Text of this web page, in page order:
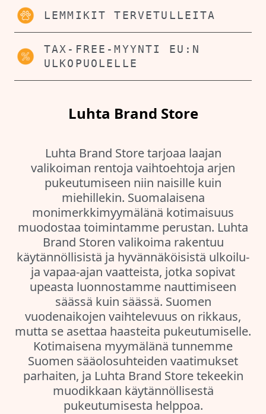
LEMMIKIT TERVETULLEITA
TAX-FREE-MYYNTI EU:N
ULKOPUOLELLE
Luhta Brand Store
Luhta Brand Store tarjoaa laajan
valikoiman rentoja vaihtoehtoja arjen
pukeutumiseen niin naisille kuin
miehillekin. Suomalaisena
monimerkkimyymälänä kotimaisuus
muodostaa toimintamme perustan. Luhta
Brand Storen valikoima rakentuu
käytännöllisistä ja hyvännäköisistä ulkoilu-
ja vapaa-ajan vaatteista, jotka sopivat
upeasta luonnostamme nauttimiseen
säässä kuin säässä. Suomen
vuodenaikojen vaihtelevuus on rikkaus,
mutta se asettaa haasteita pukeutumiselle.
Kotimaisena myymälänä tunnemme
Suomen sääolosuhteiden vaatimukset
parhaiten, ja Luhta Brand Store tekeekin
muodikkaan käytännöllisestä
pukeutumisesta helppoa.